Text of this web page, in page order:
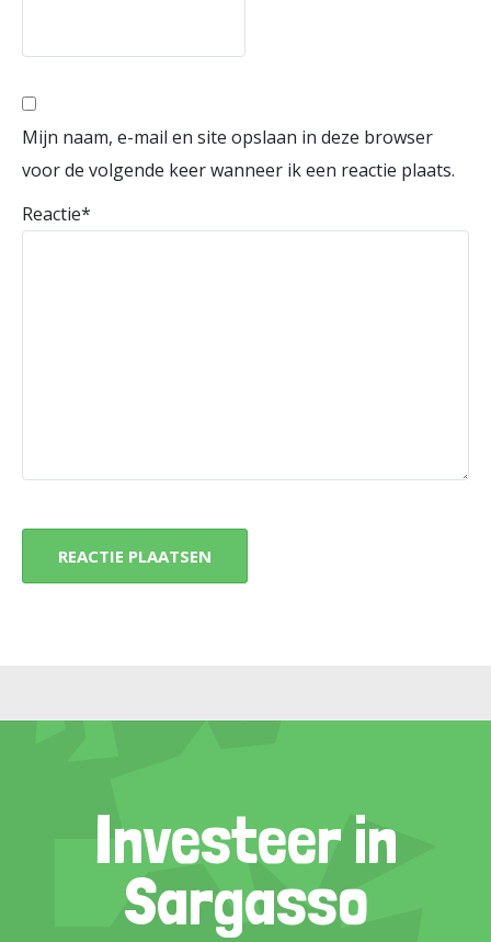
Mijn naam, e-mail en site opslaan in deze browser
voor de volgende keer wanneer ik een reactie plaats.
Reactie*
Investeer in
Sargasso